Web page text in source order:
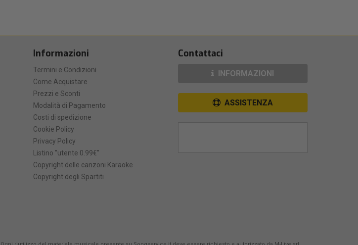
Informazioni
Termini e Condizioni
Come Acquistare
Prezzi e Sconti
Modalità di Pagamento
Costi di spedizione
Cookie Policy
Privacy Policy
Listino "utente 0.99€"
Copyright delle canzoni Karaoke
Copyright degli Spartiti
Contattaci
INFORMAZIONI
ASSISTENZA